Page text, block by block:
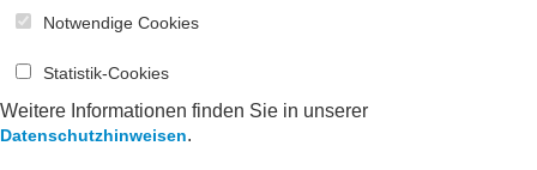
Notwendige Cookies
Statistik-Cookies
Weitere Informationen finden Sie in unserer
Datenschutzhinweisen.